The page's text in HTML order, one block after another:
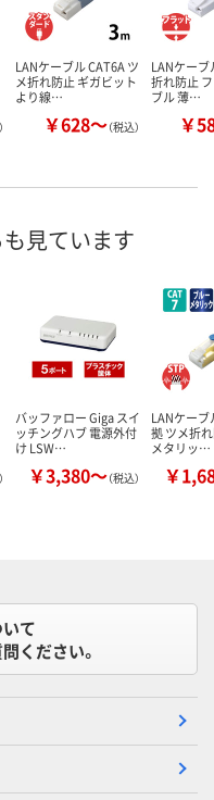
LANケーブル CAT6A ツ
メ折れ防止 ギガビット
より線…
￥628～（税込）
LANケーブ
折れ防止
ブル 薄…
￥
見ています
バッファロー Giga スイ
ッチングハブ 電源外付
け LSW…
￥3,380～（税込）
LANケーブ
拠 ツメ折
メタリッ…
￥
て
ください。